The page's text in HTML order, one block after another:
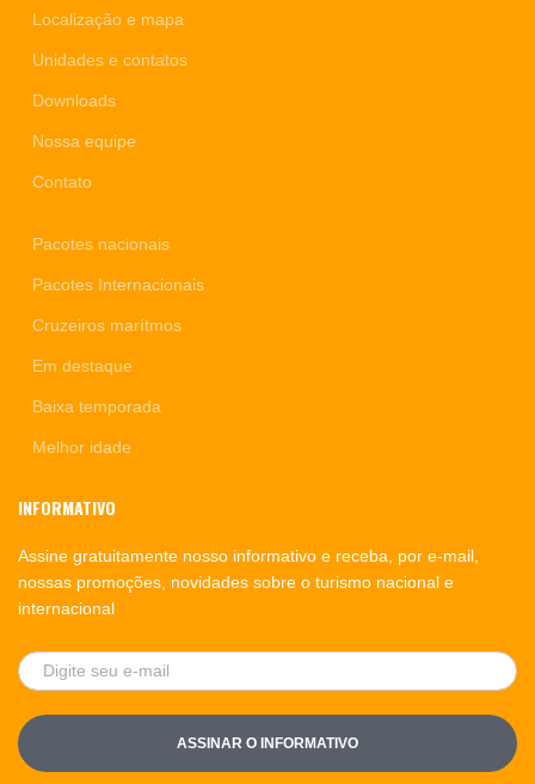
Localização e mapa
Unidades e contatos
Downloads
Nossa equipe
Contato
Pacotes nacionais
Pacotes Internacionais
Cruzeiros marítmos
Em destaque
Baixa temporada
Melhor idade
INFORMATIVO
Assine gratuitamente nosso informativo e receba, por e-mail,
nossas promoções, novidades sobre o turismo nacional e
internacional
ASSINAR O INFORMATIVO